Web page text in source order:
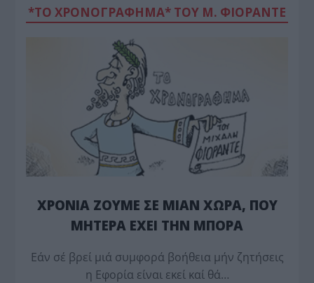
*ΤΟ ΧΡΟΝΟΓΡΑΦΗΜΑ* ΤΟΥ Μ. ΦΙΟΡΆΝΤΕ
ΧΡΟΝΙΑ ΖΟΥΜΕ ΣΕ ΜΙΑΝ ΧΩΡΑ, ΠΟΥ
ΜΗΤΕΡΑ ΕΧΕΙ ΤΗΝ ΜΠΟΡΑ
Εάν σέ βρεί μιά συμφορά βοήθεια μήν ζητήσεις
η Εφορία είναι εκεί καί θά…